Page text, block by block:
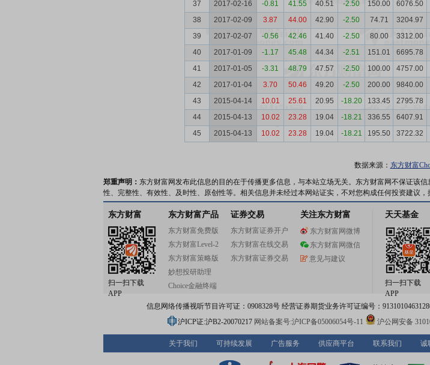
37
2017-02-16 -0.81 41.55 40.51 -2.50 150.00 6076.50
38
2017-02-09 3.87 44.00 42.90 -2.50 74.71 3204.97
39
2017-02-07 -0.56 42.46 41.40 -2.50 80.00 3312.00
40
2017-01-09 -1.17 45.48 44.34 -2.51 151.01 6695.78
41
2017-01-05 -3.31 48.79 47.57 -2.50 100.00 4757.00
42
2017-01-04 3.70 50.46 49.20 -2.50 200.00 9840.00
43
2015-04-14 10.01 25.61 20.95 -18.20 133.45 2795.78
44
2015-04-13 10.02 23.28 19.04 -18.21 336.55 6407.91
45
2015-04-13 10.02 23.28 19.04 -18.21 195.50 3722.32
数据来源： 东方财富
郑重声明： 东方财富网发布此信息的目的在于传播更多信息，与本站立场无关。东方财富网不保证该
性、完整性、有效性、及时性、原创性等。相关信息并未经过本网站证实，不对您构成任何投资建议，
东方财富
扫一扫下载
APP
东方财富产品
东方财富免费版
东方财富Level-2
东方财富策略版
妙想投研助理
Choice金融终端
证券交易
东方财富证券开户
东方财富在线交易
东方财富证券交易
关注东方财富
东方财富网微博
东方财富网微信
意见与建议
天天基金
扫一扫下载
APP
信息网络传播视听节目许可证：0908328号 经营证券期货业务许可证编号：
沪ICP证:沪B2-20070217 网站备案号:沪ICP备05006054号-11 沪公网安备
关于我们 可持续发展 广告服务 供应商平台 联系我们 诚